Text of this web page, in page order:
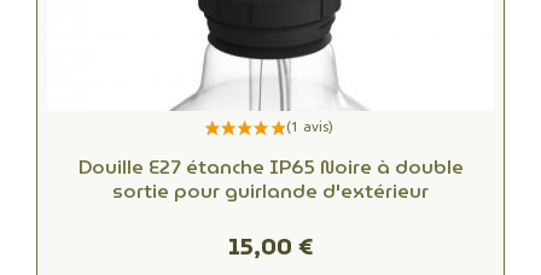
Douille E27 étanche IP65 Noire à double
sortie pour guirlande d'extérieur
15,00 €